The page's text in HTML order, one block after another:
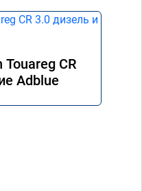
CR
Adblue